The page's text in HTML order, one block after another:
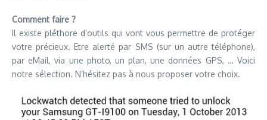
Comment faire ?
Il existe pléthore d’outils qui vont vous permettre de protéger
votre précieux. Etre alerté par SMS (sur un autre téléphone),
par eMail, via une photo, un plan, une données GPS, … Voici
notre sélection. N’hésitez pas à nous proposer votre choix.